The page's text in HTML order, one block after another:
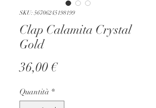
SKU: 56706245198199
Clap Calamita Crystal
Gold
36,00 €Prezzo
Quantità *